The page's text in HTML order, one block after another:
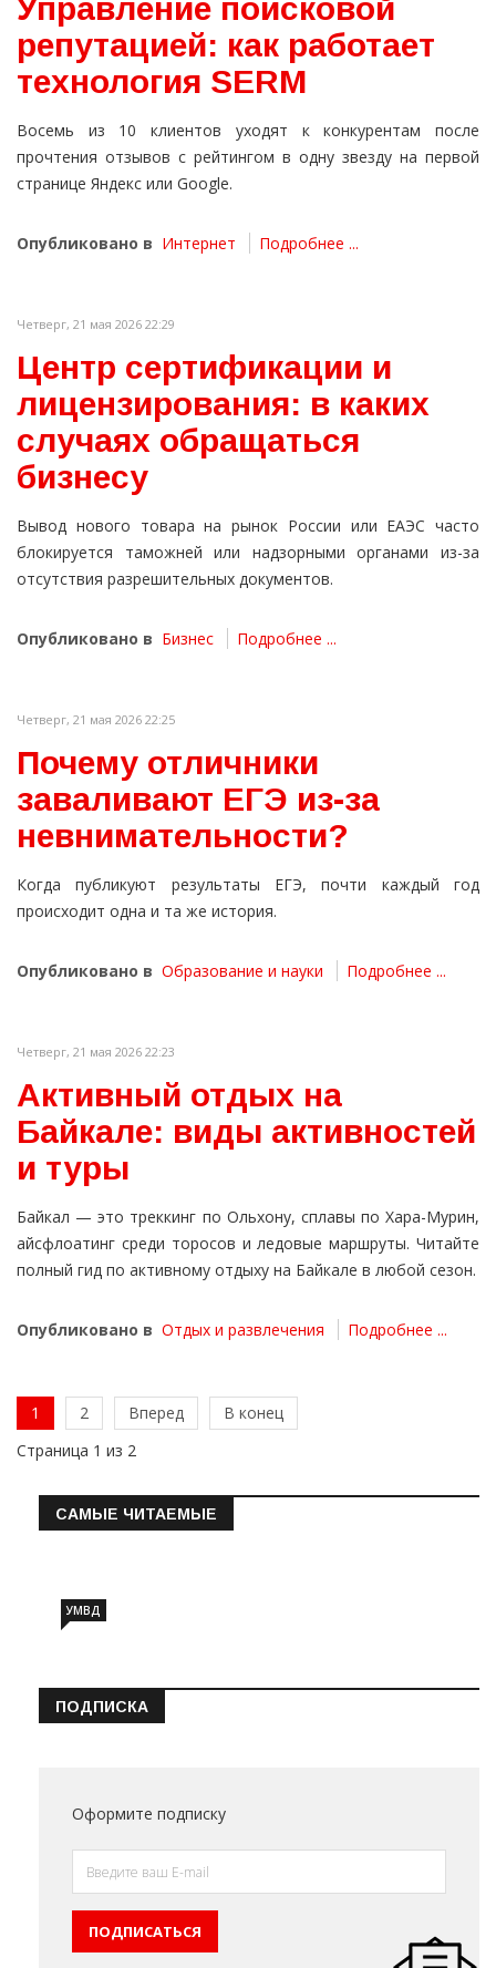
Управление поисковой
репутацией: как работает
технология SERM
Восемь из 10 клиентов уходят к конкурентам после
прочтения отзывов с рейтингом в одну звезду на первой
странице Яндекс или Google.
Опубликовано в Интернет Подробнее ...
Четверг, 21 мая 2026 22:29
Центр сертификации и
лицензирования: в каких
случаях обращаться
бизнесу
Вывод нового товара на рынок России или ЕАЭС часто
блокируется таможней или надзорными органами из-за
отсутствия разрешительных документов.
Опубликовано в Бизнес Подробнее ...
Четверг, 21 мая 2026 22:25
Почему отличники
заваливают ЕГЭ из-за
невнимательности?
Когда публикуют результаты ЕГЭ, почти каждый год
происходит одна и та же история.
Опубликовано в Образование и науки Подробнее ...
Четверг, 21 мая 2026 22:23
Активный отдых на
Байкале: виды активностей
и туры
Байкал — это треккинг по Ольхону, сплавы по Хара-Мурин,
айсфлоатинг среди торосов и ледовые маршруты. Читайте
полный гид по активному отдыху на Байкале в любой сезон.
Опубликовано в Отдых и развлечения Подробнее ...
1 2 Вперед
В конец
Страница 1 из 2
САМЫЕ ЧИТАЕМЫЕ
УМВД
ПОДПИСКА
Оформите подписку